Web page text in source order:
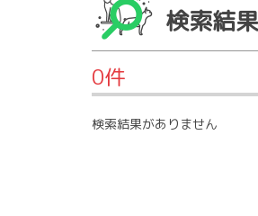
検索結果
0件
検索結果がありません